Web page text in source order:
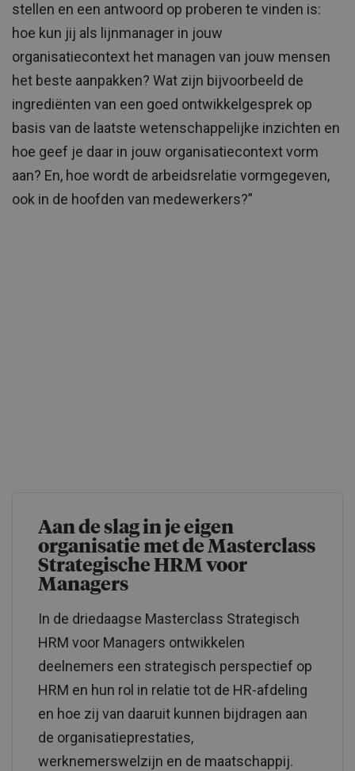
stellen en een antwoord op proberen te vinden is:
hoe kun jij als lijnmanager in jouw
organisatiecontext het managen van jouw mensen
het beste aanpakken? Wat zijn bijvoorbeeld de
ingrediënten van een goed ontwikkelgesprek op
basis van de laatste wetenschappelijke inzichten en
hoe geef je daar in jouw organisatiecontext vorm
aan? En, hoe wordt de arbeidsrelatie vormgegeven,
ook in de hoofden van medewerkers?”
Aan de slag in je eigen
organisatie met de Masterclass
Strategische HRM voor
Managers
In de driedaagse Masterclass Strategisch
HRM voor Managers ontwikkelen
deelnemers een strategisch perspectief op
HRM en hun rol in relatie tot de HR-afdeling
en hoe zij van daaruit kunnen bijdragen aan
de organisatieprestaties,
werknemerswelzijn en de maatschappij.